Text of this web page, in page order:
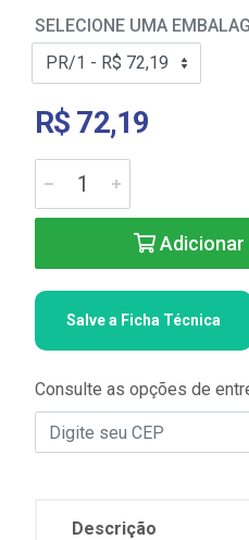
SELECIONE UMA
R$ 72,19
Adicionar
Salve a Ficha Técnica
Consulte as opções de
Descrição